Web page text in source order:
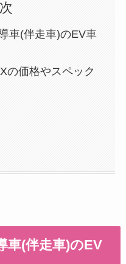
車(伴走車)のEV車
の価格やスペック
車(伴走車)のEV